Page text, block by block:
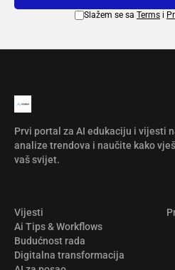
Slažem se sa Terms i
Prvi portal za AI edukaciju i vijesti
analize trendova i naučite kako
vaš svijet.
Vijesti
Ai Tips & Workflows
Budućnost rada
Digitalna transformacija